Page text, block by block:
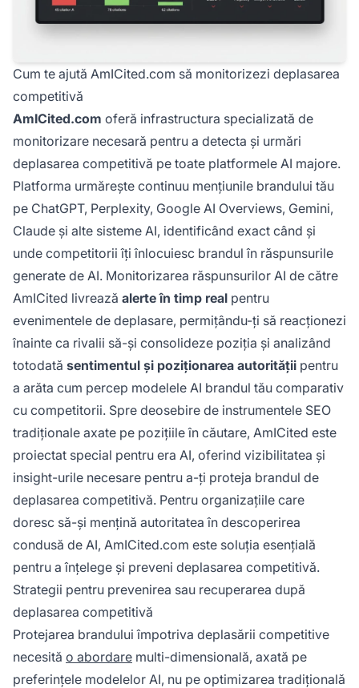
Cum te ajută AmICited.com să monitorizezi deplasarea
competitivă
AmICited.com oferă infrastructura specializată de
monitorizare necesară pentru a detecta și urmări
deplasarea competitivă pe toate platformele AI majore.
Platforma urmărește continuu mențiunile brandului tău
pe ChatGPT, Perplexity, Google AI Overviews, Gemini,
Claude și alte sisteme AI, identificând exact când și
unde competitorii îți înlocuiesc brandul în răspunsurile
generate de AI. Monitorizarea răspunsurilor AI de către
AmICited livrează alerte în timp real pentru
evenimentele de deplasare, permițându-ți să reacționezi
înainte ca rivalii să-și consolideze poziția și analizând
totodată sentimentul și poziționarea autorității pentru
a arăta cum percep modelele AI brandul tău comparativ
cu competitorii. Spre deosebire de instrumentele SEO
tradiționale axate pe pozițiile în căutare, AmICited este
proiectat special pentru era AI, oferind vizibilitatea și
insight-urile necesare pentru a-ți proteja brandul de
deplasarea competitivă. Pentru organizațiile care
doresc să-și mențină autoritatea în descoperirea
condusă de AI, AmICited.com este soluția esențială
pentru a înțelege și preveni deplasarea competitivă.
Strategii pentru prevenirea sau recuperarea după
deplasarea competitivă
Protejarea brandului împotriva deplasării competitive
necesită o abordare multi-dimensională, axată pe
preferințele modelelor AI, nu pe optimizarea tradițională